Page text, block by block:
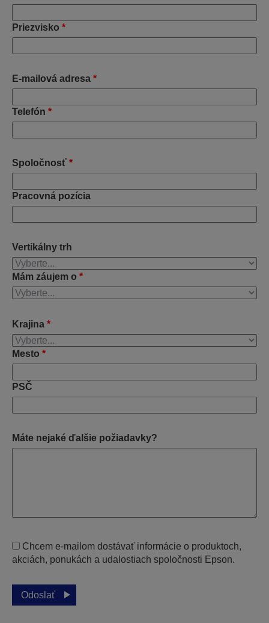
Priezvisko *
E-mailová adresa *
Telefón *
Spoločnosť *
Pracovná pozícia
Vertikálny trh
Mám záujem o *
Krajina *
Mesto *
PSČ
Máte nejaké ďalšie požiadavky?
Chcem e-mailom dostávať informácie o produktoch,
akciách, ponukách a udalostiach spoločnosti Epson.
Odoslať